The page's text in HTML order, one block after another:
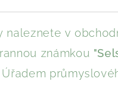
naleznete v
známkou